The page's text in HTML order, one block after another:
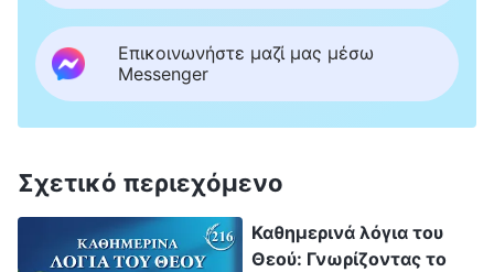
Επικοινωνήστε μαζί μας μέσω
Messenger
Σχετικό περιεχόμενο
Καθημερινά λόγια του
Θεού: Γνωρίζοντας το